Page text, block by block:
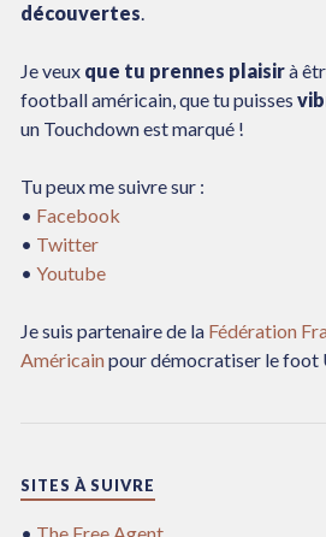
découvertes.
Je veux que tu prennes plaisirà
football américain, que tu puisses
un Touchdown est marqué !
Tu peux me suivre sur :
• Facebook
• Twitter
• Youtube
Je suis partenaire de la Fédération
Américainpour démocratiser le foot
SITES À SUIVRE